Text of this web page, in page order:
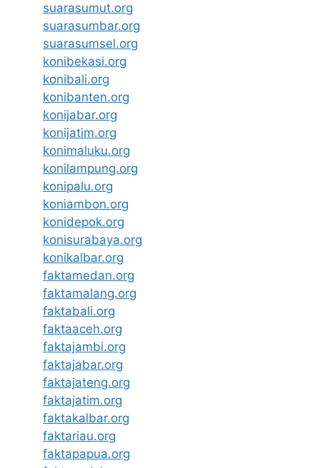
suarasumut.org
suarasumbar.org
suarasumsel.org
konibekasi.org
konibali.org
konibanten.org
konijabar.org
konijatim.org
konimaluku.org
konilampung.org
konipalu.org
koniambon.org
konidepok.org
konisurabaya.org
konikalbar.org
faktamedan.org
faktamalang.org
faktabali.org
faktaaceh.org
faktajambi.org
faktajabar.org
faktajateng.org
faktajatim.org
faktakalbar.org
faktariau.org
faktapapua.org